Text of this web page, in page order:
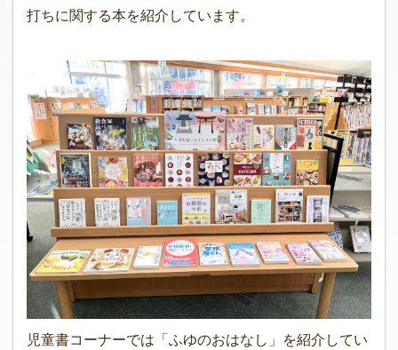
打ちに関する本を紹介しています。
児童書コーナーでは「ふゆのおはなし」を紹介してい